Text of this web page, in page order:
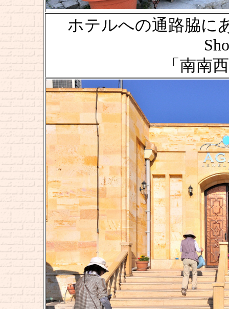
ホテルへの通路脇に
「南南